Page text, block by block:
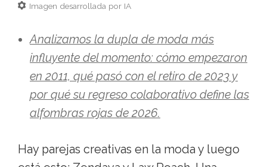
Imagen desarrollada por IA
Analizamos la dupla de moda más
influyente del momento: cómo empezaron
en 2011, qué pasó con el retiro de 2023 y
por qué su regreso colaborativo define las
alfombras rojas de 2026.
Hay parejas creativas en la moda y luego